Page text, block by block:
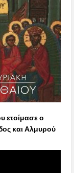
ετοίμασε ο
και Αλμυρού